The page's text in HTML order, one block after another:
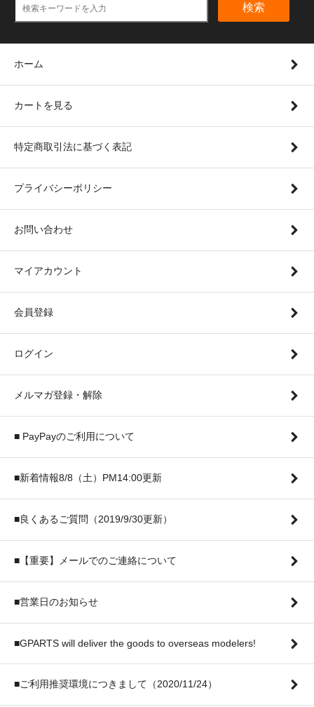
検索
ホーム
カートを見る
特定商取引法に基づく表記
プライバシーポリシー
お問い合わせ
マイアカウント
会員登録
ログイン
メルマガ登録・解除
■ PayPayのご利用について
■新着情報8/8（土）PM14:00更新
■良くあるご質問（2019/9/30更新）
■【重要】メールでのご連絡について
■営業日のお知らせ
■GPARTS will deliver the goods to overseas modelers!
■ご利用推奨環境につきまして（2020/11/24）